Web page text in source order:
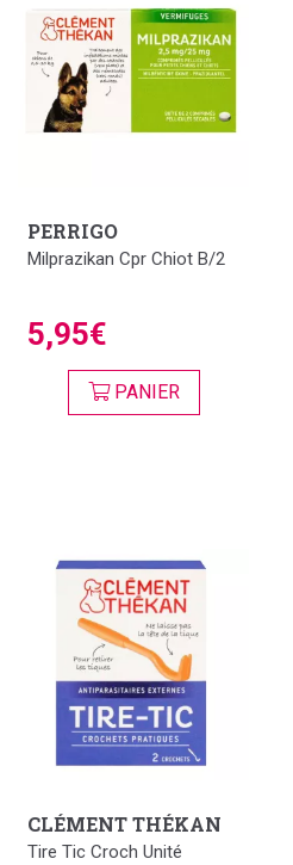
PERRIGO
Milprazikan Cpr Chiot B/2
5,95€
PANIER
CLÉMENT THÉKAN
Tire Tic Croch Unité